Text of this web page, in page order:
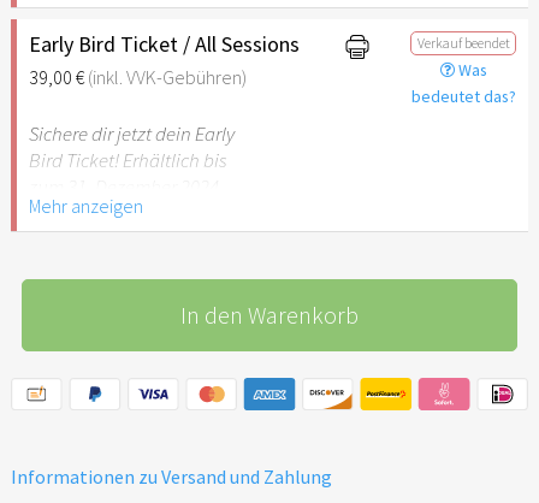
Early Bird Ticket / All Sessions
39,00 €(inkl. VVK-Gebühren)
Verkauf beendet
Was
bedeutet das?
Sichere dir jetzt dein Early
Bird Ticket! Erhältlich bis
Mehr anzeigen
In den Warenkorb
Informationen zu Versand und Zahlung